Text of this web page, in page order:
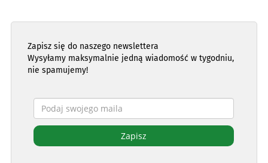
Zapisz się do naszego newslettera
Wysyłamy maksymalnie jedną wiadomość w tygodniu,
nie spamujemy!